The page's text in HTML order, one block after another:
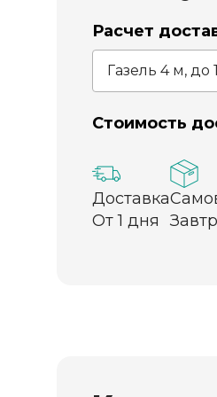
Расчет
Стоимость
Доставка
От 1 дня